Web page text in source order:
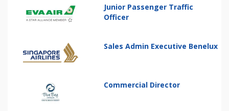
Junior Passenger Traffic
Officer
Sales Admin Executive Benelux
Commercial Director